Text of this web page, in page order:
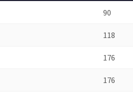
90
118
176
176